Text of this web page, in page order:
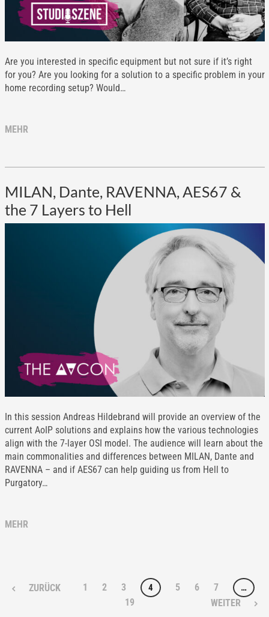
Are you interested in specific equipment but not sure if it’s right
for you? Are you looking for a solution to a specific problem in your
home recording setup? Would…
MEHR
MILAN, Dante, RAVENNA, AES67 &
the 7 Layers to Hell
In this session Andreas Hildebrand will provide an overview of the
current AoIP solutions and explains how the various technologies
align with the 7-layer OSI model. The audience will learn about the
main commonalities and differences between MILAN, Dante and
RAVENNA – and if AES67 can help guiding us from Hell to
Purgatory…
MEHR
ZURÜCK 1 2 3 4 5 6 7 …
19 WEITER